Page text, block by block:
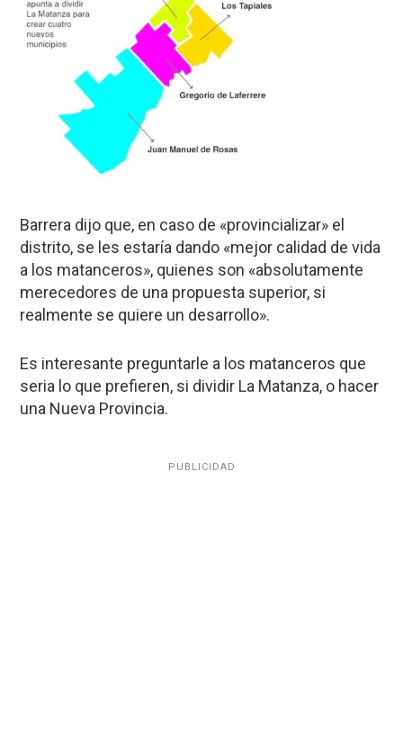
Barrera dijo que, en caso de «provincializar» el
distrito, se les estaría dando «mejor calidad de vida
a los matanceros», quienes son «absolutamente
merecedores de una propuesta superior, si
realmente se quiere un desarrollo».
Es interesante preguntarle a los matanceros que
seria lo que prefieren, si dividir La Matanza, o hacer
una Nueva Provincia.
PUBLICIDAD